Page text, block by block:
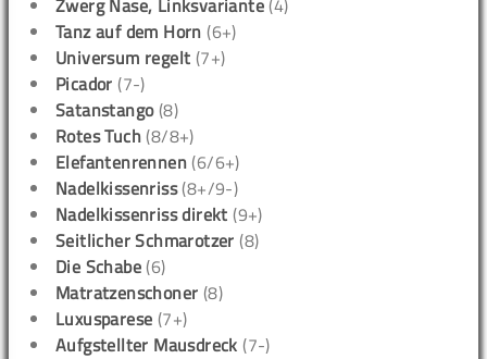
Zwerg Nase, Linksvariante (4)
Tanz auf dem Horn (6+)
Universum regelt (7+)
Picador (7-)
Satanstango(8)
Rotes Tuch (8/8+)
Elefantenrennen (6/6+)
Nadelkissenriss(8+/9-)
Nadelkissenriss direkt (9+)
Seitlicher Schmarotzer (8)
Die Schabe (6)
Matratzenschoner (8)
Luxusparese (7+)
Aufgstellter Mausdreck (7-)